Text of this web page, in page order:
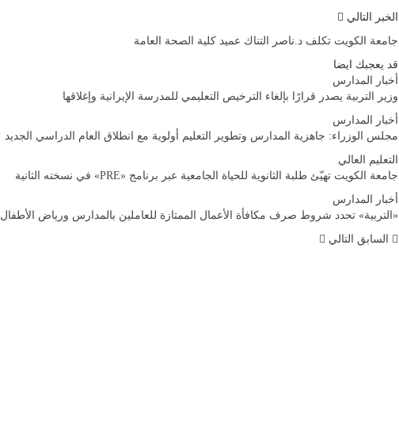
الخبر التالي
جامعة الكويت تكلف د.ناصر التناك عميد كلية الصحة العامة
قد يعجبك ايضا
أخبار المدارس
وزير التربية يصدر قرارًا بإلغاء الترخيص التعليمي للمدرسة الإيرانية وإغلاقها
أخبار المدارس
مجلس الوزراء: جاهزية المدارس وتطوير التعليم أولوية مع انطلاق العام الدراسي الجديد
التعليم العالي
جامعة الكويت تهيّئ طلبة الثانوية للحياة الجامعية عبر برنامج «PRE» في نسخته الثانية
أخبار المدارس
«التربية» تحدد شروط صرف مكافأة الأعمال الممتازة للعاملين بالمدارس ورياض الأطفال
السابق
التالي